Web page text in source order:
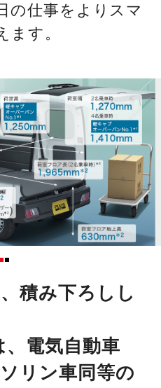
の仕事をよりスマ
ます。
積み下ろしし
電気自動車
リン車同等の